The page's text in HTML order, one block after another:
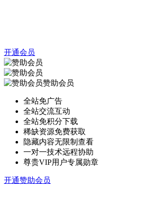
开通会员
赞助会员
全站免广告
全站交流互动
全站免积分下载
稀缺资源免费获取
隐藏内容无限制查看
一对一技术远程协助
尊贵VIP用户专属勋章
开通赞助会员